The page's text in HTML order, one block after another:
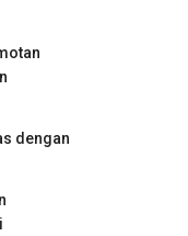
dengan